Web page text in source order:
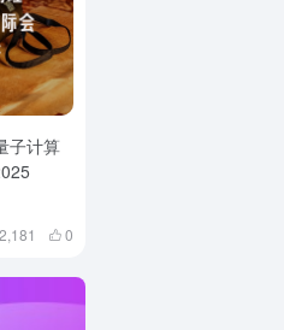
子计算
2,181 0